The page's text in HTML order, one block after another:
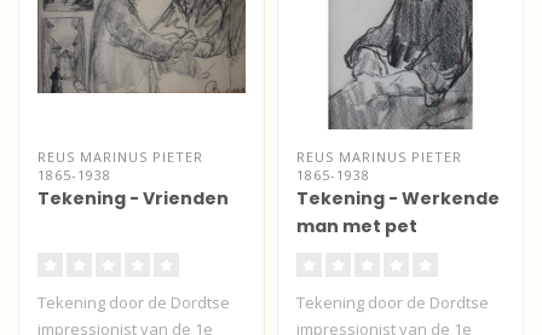
REUS MARINUS PIETER
1865-1938
Tekening - Vrienden
Tekening door de Dordtse
impressionist van de 1e
REUS MARINUS PIETER
1865-1938
Tekening - Werkende
man met pet
Tekening door de Dordtse
impressionist van de 1e